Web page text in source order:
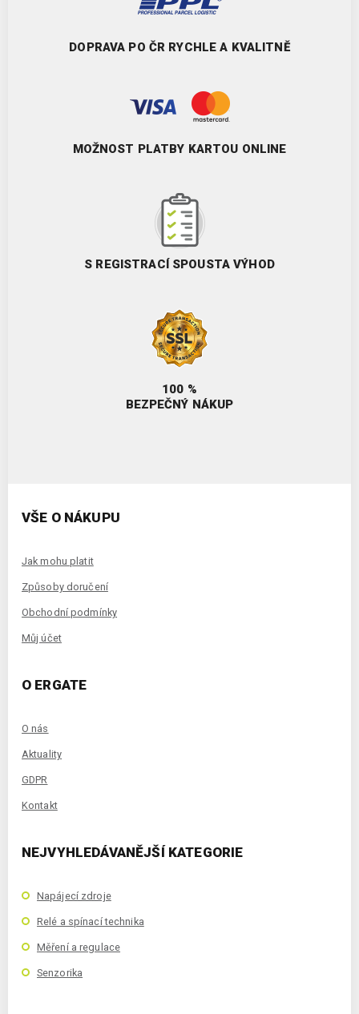
DOPRAVA PO ČR RYCHLE A KVALITNĚ
MOŽNOST PLATBY KARTOU ONLINE
S REGISTRACÍ SPOUSTA VÝHOD
100 %
BEZPEČNÝ NÁKUP
VŠE O NÁKUPU
Jak mohu platit
Způsoby doručení
Obchodní podmínky
Můj účet
O ERGATE
O nás
Aktuality
GDPR
Kontakt
NEJVYHLEDÁVANĚJŠÍ KATEGORIE
Napájecí zdroje
Relé a spínací technika
Měření a regulace
Senzorika